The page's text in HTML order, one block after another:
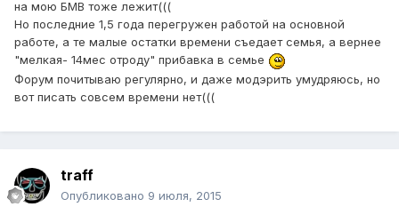
на мою БМВ тоже лежит(((
Но последние 1,5 года перегружен работой на основной
работе, а те малые остатки времени съедает семья, а вернее
"мелкая- 14мес отроду" прибавка в семье
Форум почитываю регулярно, и даже модэрить умудряюсь, но
вот писать совсем времени нет(((
traff
Опубликовано 9 июля, 2015